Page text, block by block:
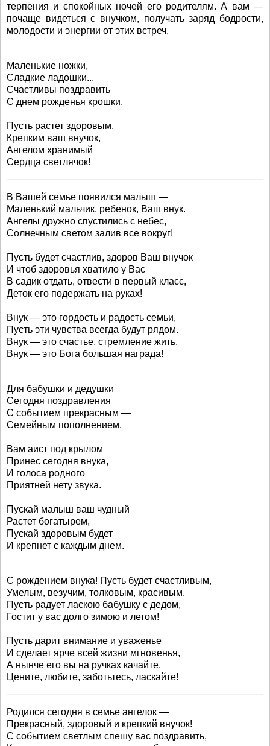
терпения и спокойных ночей его родителям. А вам —
почаще видеться с внучком, получать заряд бодрости,
молодости и энергии от этих встреч.
Маленькие ножки,
Сладкие ладошки...
Счастливы поздравить
С днем рожденья крошки.
Пусть растет здоровым,
Крепким ваш внучок,
Ангелом хранимый
Сердца светлячок!
В Вашей семье появился малыш —
Маленький мальчик, ребенок, Ваш внук.
Ангелы дружно спустились с небес,
Солнечным светом залив все вокруг!
Пусть будет счастлив, здоров Ваш внучок
И чтоб здоровья хватило у Вас
В садик отдать, отвести в первый класс,
Деток его подержать на руках!
Внук — это гордость и радость семьи,
Пусть эти чувства всегда будут рядом.
Внук — это счастье, стремление жить,
Внук — это Бога большая награда!
Для бабушки и дедушки
Сегодня поздравления
С событием прекрасным —
Семейным пополнением.
Вам аист под крылом
Принес сегодня внука,
И голоса родного
Приятней нету звука.
Пускай малыш ваш чудный
Растет богатырем,
Пускай здоровым будет
И крепнет с каждым днем.
С рождением внука! Пусть будет счастливым,
Умелым, везучим, толковым, красивым.
Пусть радует ласкою бабушку с дедом,
Гостит у вас долго зимою и летом!
Пусть дарит внимание и уваженье
И сделает ярче всей жизни мгновенья,
А нынче его вы на ручках качайте,
Цените, любите, заботьтесь, ласкайте!
Родился сегодня в семье ангелок —
Прекрасный, здоровый и крепкий внучок!
С событием светлым спешу вас поздравить,